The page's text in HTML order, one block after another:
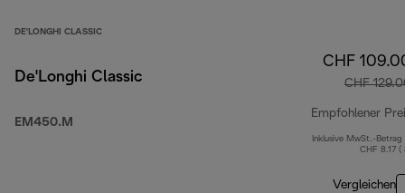
DE'LONGHI CLASSIC
De'Longhi Classic
EM450.M
CHF
CHF
Empfohlener
Inklusive MwSt.-Betrag
CHF 8.17 (
Vergleichen